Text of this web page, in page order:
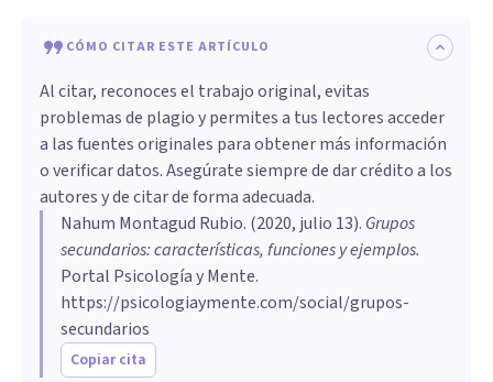
CÓMO CITAR ESTE ARTÍCULO
Al citar, reconoces el trabajo original, evitas
problemas de plagio y permites a tus lectores acceder
a las fuentes originales para obtener más información
o verificar datos. Asegúrate siempre de dar crédito a los
autores y de citar de forma adecuada.
Nahum Montagud Rubio. (2020, julio 13). Grupos
secundarios: características, funciones y ejemplos.
Portal Psicología y Mente.
https://psicologiaymente.com/social/grupos-
secundarios
Copiar cita